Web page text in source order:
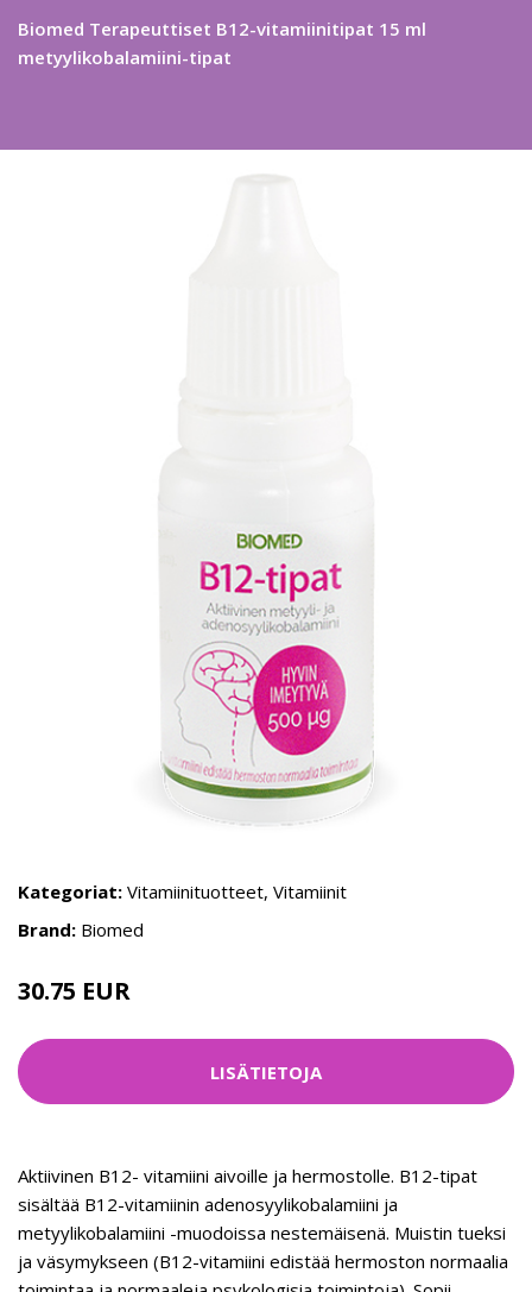
Biomed Terapeuttiset B12-vitamiinitipat 15 ml
metyylikobalamiini-tipat
Kategoriat: Vitamiinituotteet, Vitamiinit
Brand: Biomed
30.75 EUR
LISÄTIETOJA
Aktiivinen B12- vitamiini aivoille ja hermostolle. B12-tipat
sisältää B12-vitamiinin adenosyylikobalamiini ja
metyylikobalamiini -muodoissa nestemäisenä. Muistin tueksi
ja väsymykseen (B12-vitamiini edistää hermoston normaalia